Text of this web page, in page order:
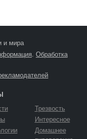
и мира
. Обработка
Трезвость
Интересное
Домашнее